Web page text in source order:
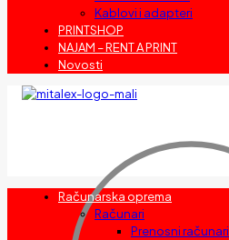
Kablovi i adapteri
PRINTSHOP
NAJAM – RENT A PRINT
Novosti
Računarska oprema
Računari
Prenosni računari